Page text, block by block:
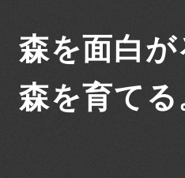
森を面白が
森を育てる